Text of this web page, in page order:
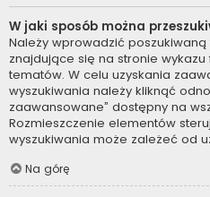
W jaki sposób można
Należy wprowadzić
znajdujące się na stronie
tematów. W celu uzyskania
wyszukiwania należy kliknąć
zaawansowane” dostępny na
Rozmieszczenie elementów
wyszukiwania może zależeć od
Na górę